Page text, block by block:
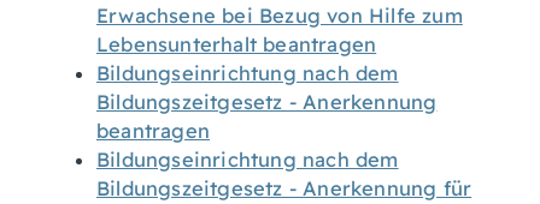
Erwachsene bei Bezug von Hilfe zum
Lebensunterhalt beantragen
Bildungseinrichtung nach dem
Bildungszeitgesetz - Anerkennung
beantragen
Bildungseinrichtung nach dem
Bildungszeitgesetz - Anerkennung für